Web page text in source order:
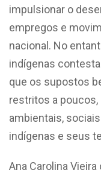
impulsionar o
empregos e
nacional. No
indígenas
que os supostos
restritos a
ambientais,
indígenas e seus
Ana Carolina